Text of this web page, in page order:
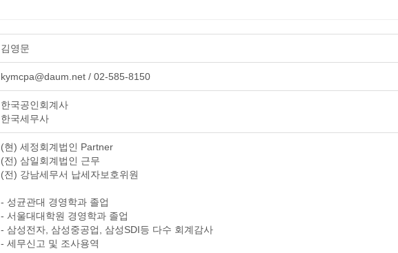
김영문
kymcpa@daum.net / 02-585-8150
한국공인회계사
한국세무사
(현) 세정회계법인 Partner
(전) 삼일회계법인 근무
(전) 강남세무서 납세자보호위원
- 성균관대 경영학과 졸업
- 서울대대학원 경영학과 졸업
- 삼성전자, 삼성중공업, 삼성SDI등 다수 회계감사
- 세무신고 및 조사용역